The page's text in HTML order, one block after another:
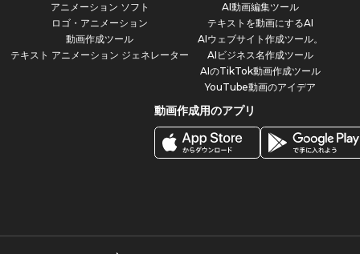
アニメーション ソフト
ロゴ・アニメーション
動画作成ツール
テキスト アニメーション ジェネレーター
AI動画編集ツール
テキストを動画にするAI
AIウェブサイト作成ツール。
AIビジネス名作成ツール
AIのTikTok動画作成ツール
YouTube動画のアイデア
動画作成用のアプリ